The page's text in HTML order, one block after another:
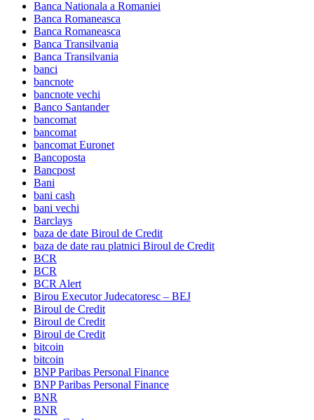
Banca Nationala a Romaniei
Banca Romaneasca
Banca Romaneasca
Banca Transilvania
Banca Transilvania
banci
bancnote
bancnote vechi
Banco Santander
bancomat
bancomat
bancomat Euronet
Bancoposta
Bancpost
Bani
bani cash
bani vechi
Barclays
baza de date Biroul de Credit
baza de date rau platnici Biroul de Credit
BCR
BCR
BCR Alert
Birou Executor Judecatoresc – BEJ
Biroul de Credit
Biroul de Credit
Biroul de Credit
bitcoin
bitcoin
BNP Paribas Personal Finance
BNP Paribas Personal Finance
BNR
BNR